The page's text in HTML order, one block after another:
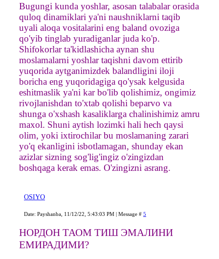
Bugungi kunda yoshlar, asosan talabalar orasida
quloq dinamiklari ya'ni naushniklarni taqib
uyali aloqa vositalarini eng baland ovoziga
qo'yib tinglab yuradiganlar juda ko'p.
Shifokorlar ta'kidlashicha aynan shu
moslamalarni yoshlar taqishni davom ettirib
yuqorida aytganimizdek balandligini iloji
boricha eng yuqoridagiga qo'ysak kelgusida
eshitmaslik ya'ni kar bo'lib qolishimiz, ongimiz
rivojlanishdan to'xtab qolishi beparvo va
shunga o'xshash kasaliklarga chalinishimiz amru
maxol. Shuni aytish lozimki hali hech qaysi
olim, yoki ixtirochilar bu moslamaning zarari
yo'q ekanligini isbotlamagan, shunday ekan
azizlar sizning sog'lig'ingiz o'zingizdan
boshqaga kerak emas. O'zingizni asrang.
OSIYO
Date: Payshanba, 11/12/22, 5:43:03 PM | Message # 5
НОРДОН ТАОМ ТИШ ЭМАЛИНИ
ЕМИРАДИМИ?